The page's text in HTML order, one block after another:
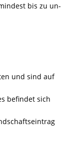
bis zu un-
und sind auf
befindet sich